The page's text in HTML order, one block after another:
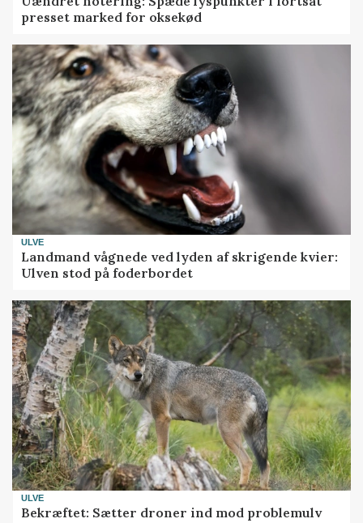
presset marked for oksekød
ULVE
Landmand vågnede ved lyden af skrigende kvier:
Ulven stod på foderbordet
ULVE
Bekræftet: Sætter droner ind mod problemulv